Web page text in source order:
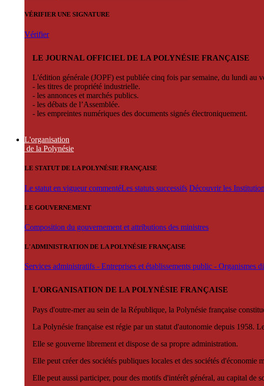
VÉRIFIER UNE SIGNATURE
Vérifier
LE JOURNAL OFFICIEL DE LA POLYNÉSIE FRANÇAISE
L'édition générale (JOPF) est publiée cinq fois par semaine, du lundi au
- les titres de propriété industrielle.
- les annonces et marchés publics.
- les débats de l’Assemblée.
- les empreintes numériques des documents signés électroniquement.
L'organisation
de la Polynésie
LE STATUT DE LA POLYNÉSIE FRANÇAISE
Le statut en vigueur commentéLes statuts successifs Découvrir les
LE GOUVERNEMENT
Composition du gouvernement et attributions des ministres
L'ADMINISTRATION DE LA POLYNÉSIE FRANÇAISE
Services administratifs - Entreprises et établissements public - Organismes
L'ORGANISATION DE LA POLYNÉSIE FRANÇAISE
Pays d'outre-mer au sein de la République, la Polynésie française
La Polynésie française est régie par un statut d'autonomie depuis 1958.
Elle se gouverne librement et dispose de sa propre administration.
Elle peut créer des sociétés publiques locales et des sociétés d'économie
Elle peut aussi participer, pour des motifs d'intérêt général, au capital de